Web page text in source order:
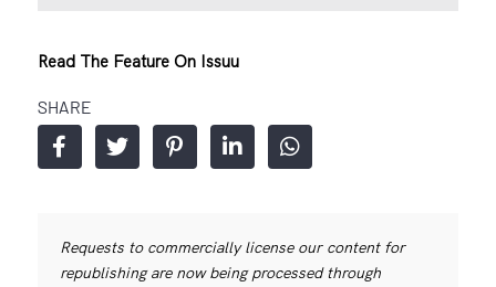
Read The Feature On Issuu
SHARE
Requests to commercially license our content for
republishing are now being processed through